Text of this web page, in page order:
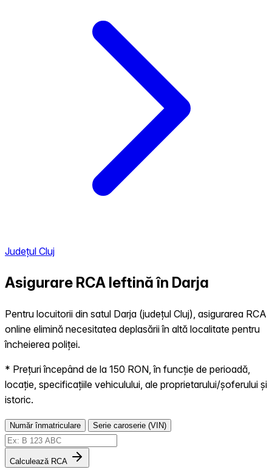
Județul Cluj
Asigurare RCA Ieftină în Darja
Pentru locuitorii din satul Darja (județul Cluj), asigurarea RCA
online elimină necesitatea deplasării în altă localitate pentru
încheierea poliței.
* Prețuri începând de la 150 RON, în funcție de perioadă,
locație, specificațiile vehiculului, ale proprietarului/șoferului și
istoric.
Număr înmatriculare Serie caroserie (VIN)
Calculează RCA